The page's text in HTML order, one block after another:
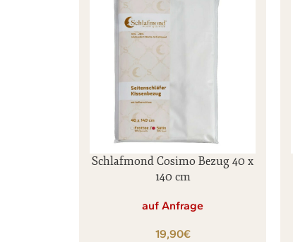
Schlafmond Cosimo Bezug 40 x
140 cm
auf Anfrage
€